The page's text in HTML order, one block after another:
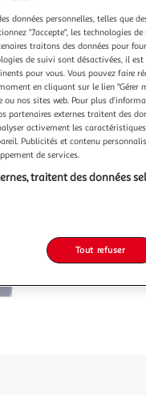
données personnelles, telles que
"J'accepte", les technologies
traitons des données pour
de suivi sont désactivées, il
pour vous. Vous pouvez faire
en cliquant sur le lien "Gérer
nos sites web. Pour plus
partenaires externes traitent des
activement les
Publicités et contenu
de services.
traitent des données
Tout refuser